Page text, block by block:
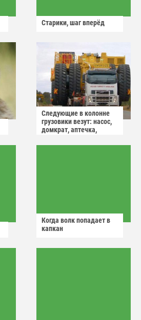
Старики, шаг вперёд
Следующие в колонне
грузовики везут: насос,
домкрат, аптечка,
Когда волк попадает в
капкан